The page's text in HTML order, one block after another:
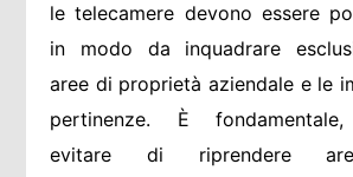
le telecamere devono essere
in modo da inquadrare
aree di proprietà aziendale e le
pertinenze. È
evitare di riprendere